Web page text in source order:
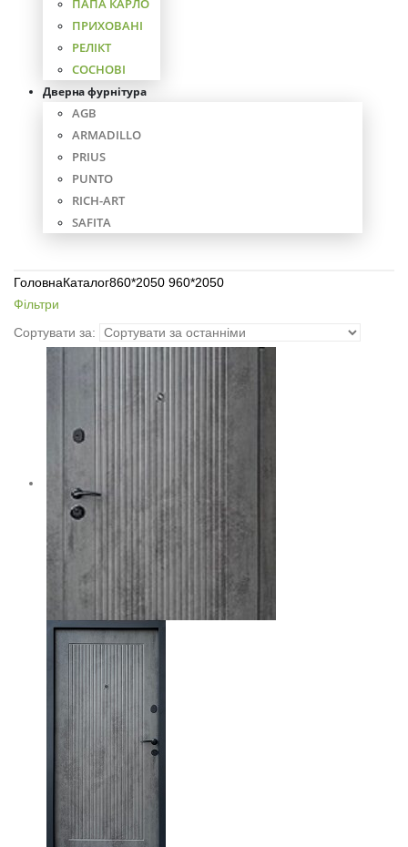
ПАПА КАРЛО
ПРИХОВАНІ
РЕЛІКТ
СОСНОВІ
Дверна фурнітура
AGB
ARMADILLO
PRIUS
PUNTO
RICH-ART
SAFITA
ГоловнаКаталог860*2050 960*2050
Фільтри
Сортувати за: